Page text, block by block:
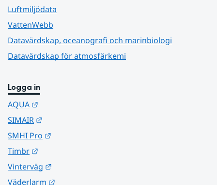
Luftmiljödata
VattenWebb
Datavärdskap, oceanografi och marinbiologi
Datavärdskap för atmosfärkemi
Logga in
AQUA
SIMAIR
SMHI Pro
Timbr
Vinterväg
Väderlarm